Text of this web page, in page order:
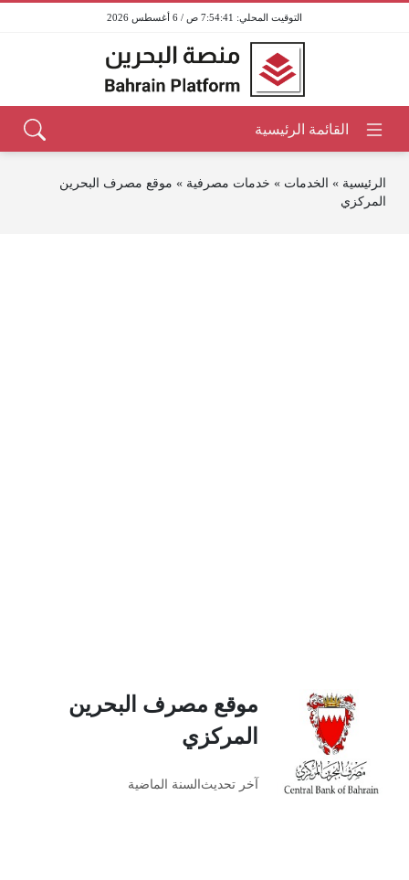
7:54:41 ص / 6 أغسطس 2026
الرئيسية » الخدمات » خدمات مصرفية » موقع مصرف البحرين
المركزي
موقع مصرف البحرين
المركزي
آخر تحديث السنة الماضية